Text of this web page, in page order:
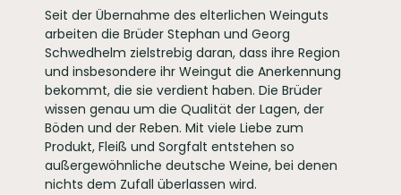
PRODUZENT / ABFÜLLER / HERSTELLER
Klosterhof 1 67308
Zellertal
WEINTYPGESCHMACK
Trocken
4260128520101
ARTIKELNUMMER
106002
Seit der Übernahme des elterlichen Weinguts
arbeiten die Brüder Stephan und Georg
Schwedhelm zielstrebig daran, dass ihre Region
und insbesondere ihr Weingut die Anerkennung
bekommt, die sie verdient haben. Die Brüder
wissen genau um die Qualität der Lagen, der
Böden und der Reben. Mit viele Liebe zum
Produkt, Fleiß und Sorgfalt entstehen so
außergewöhnliche deutsche Weine, bei denen
nichts dem Zufall überlassen wird.